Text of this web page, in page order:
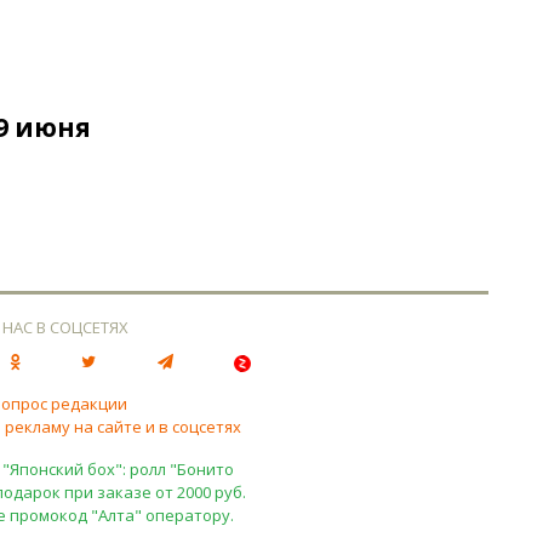
июня
В СОЦСЕТЯХ
редакции
на сайте и в соцсетях
бох": ролл "Бонито
при заказе от 2000 руб.
промокод "Алта" оператору.